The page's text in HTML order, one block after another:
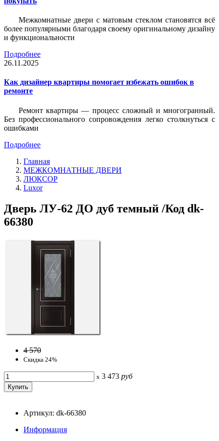
Межкомнатные двери с матовым стеклом становятся всё
более популярными благодаря своему оригинальному дизайну
и функциональности
Подробнее
26.11.2025
Как дизайнер квартиры помогает избежать ошибок в
ремонте
Ремонт квартиры — процесс сложный и многогранный.
Без профессионального сопровождения легко столкнуться с
ошибками
Подробнее
Главная
МЕЖКОМНАТНЫЕ ДВЕРИ
ЛЮКСОР
Luxor
Дверь ЛУ-62 ДО дуб темный /Код dk-
66380
4 570
Скидка 24%
x 3 473 руб
Артикул: dk-66380
Информация